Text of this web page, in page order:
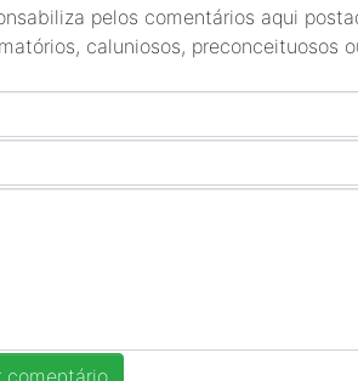
pelos comentários aqui
caluniosos, preconceituosos